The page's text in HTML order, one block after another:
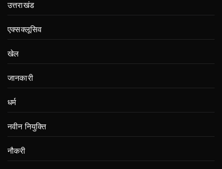
उत्तराखंड
एक्सक्लूसिव
खेल
जानकारी
धर्म
नवीन नियुक्ति
नौकरी